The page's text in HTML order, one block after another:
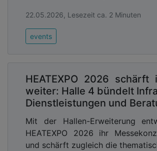
22.05.2026, Lesezeit ca. 2 Minuten
events
HEATEXPO 2026 schärft
weiter: Halle 4 bündelt
Dienstleistungen und
Mit der Hallen-Erweiterung
HEATEXPO 2026 ihr
und schärft zugleich die